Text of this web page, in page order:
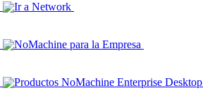
Ir a Network
NoMachine para la Empresa
Productos NoMachine Enterprise Desktop